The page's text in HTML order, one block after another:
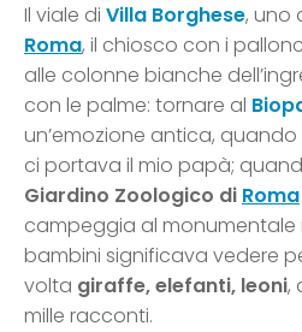
Il viale di Villa Borghese, uno
Roma, il chiosco con i
alle colonne bianche
con le palme: tornare al
un’emozione antica,
ci portava il mio papà;
Giardino Zoologico di Roma
campeggia al monumentale
bambini significava vedere
volta giraffe, elefanti, leoni,
mille racconti.